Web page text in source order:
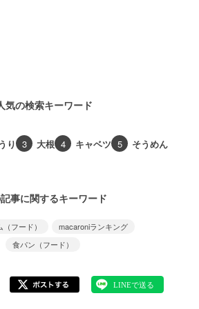
気の検索キーワード
り 3 大根 4 キャベツ 5 そうめん
事に関するキーワード
フード）
macaroniランキング
食パン（フード）